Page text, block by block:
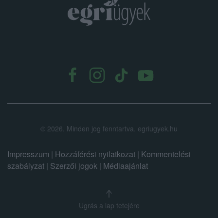
© 2026. Minden jog fenntartva. egriugyek.hu
Impresszum | Hozzáférési nyilatkozat | Kommentelési
szabályzat | Szerzői jogok | Médiaajánlat
Ugrás a lap tetejére